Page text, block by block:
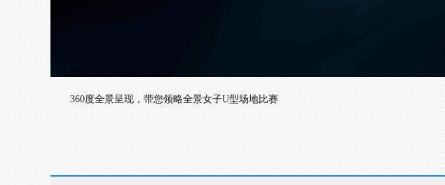
360度全景呈现，带您领略全景女子U型场地比赛